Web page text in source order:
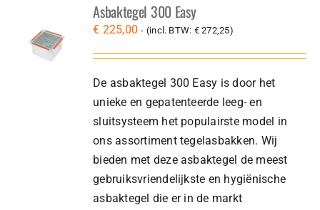
Asbaktegel 300 Easy
€ 225,00 - (incl. BTW: €272,25)
De asbaktegel 300 Easy is door het
unieke en gepatenteerde leeg- en
sluitsysteem het populairste model in
ons assortiment tegelasbakken. Wij
bieden met deze asbaktegel de meest
gebruiksvriendelijkste en hygiënische
asbaktegel die er in de markt